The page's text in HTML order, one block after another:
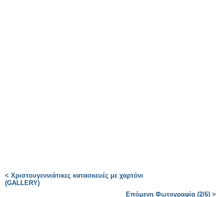
< Χριστουγεννιάτικες κατασκευές με χαρτόνι
(GALLERY)
Επόμενη Φωτογραφία (2/6) >